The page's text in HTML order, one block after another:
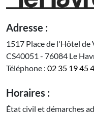
Adresse :
1517 Place de l'Hôtel de
CS40051 - 76084 Le
Téléphone : 02 35 19 45
Horaires :
État civil et démarches